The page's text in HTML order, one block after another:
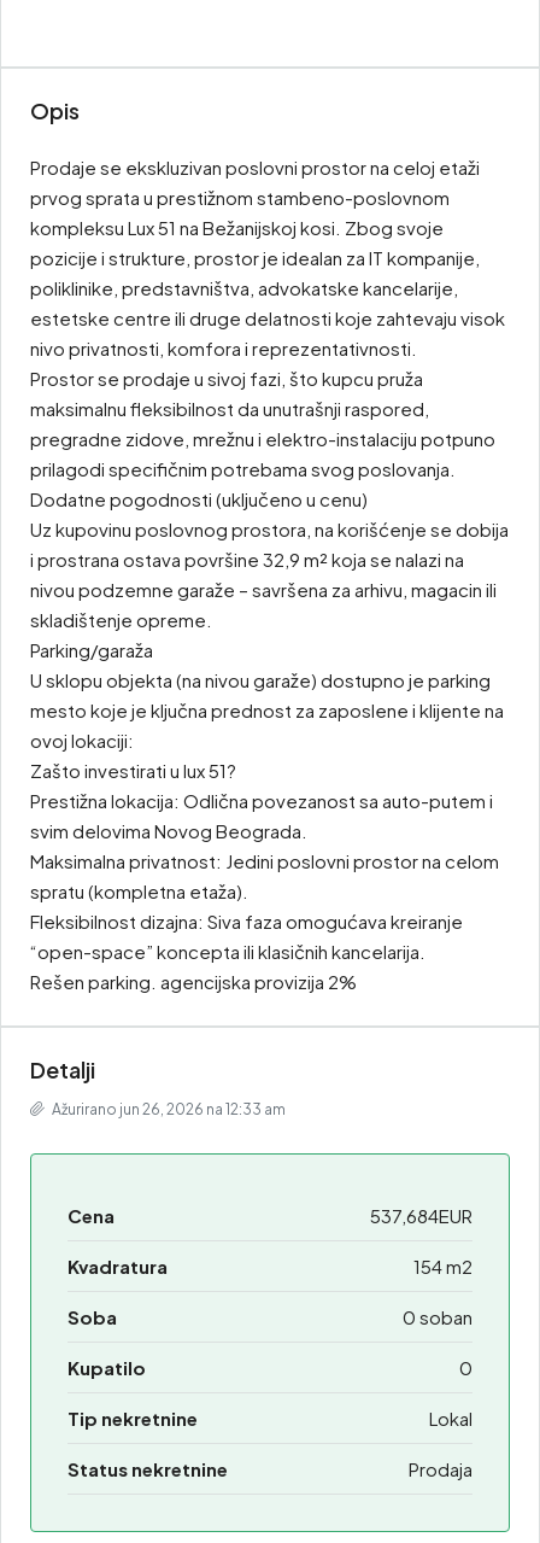
Opis
Prodaje se ekskluzivan poslovni prostor na celoj etaži
prvog sprata u prestižnom stambeno-poslovnom
kompleksu Lux 51 na Bežanijskoj kosi. Zbog svoje
pozicije i strukture, prostor je idealan za IT kompanije,
poliklinike, predstavništva, advokatske kancelarije,
estetske centre ili druge delatnosti koje zahtevaju visok
nivo privatnosti, komfora i reprezentativnosti.
Prostor se prodaje u sivoj fazi, što kupcu pruža
maksimalnu fleksibilnost da unutrašnji raspored,
pregradne zidove, mrežnu i elektro-instalaciju potpuno
prilagodi specifičnim potrebama svog poslovanja.
Dodatne pogodnosti (uključeno u cenu)
Uz kupovinu poslovnog prostora, na korišćenje se dobija
i prostrana ostava površine 32,9 m² koja se nalazi na
nivou podzemne garaže – savršena za arhivu, magacin ili
skladištenje opreme.
Parking/garaža
U sklopu objekta (na nivou garaže) dostupno je parking
mesto koje je ključna prednost za zaposlene i klijente na
ovoj lokaciji:
Zašto investirati u lux 51?
Prestižna lokacija: Odlična povezanost sa auto-putem i
svim delovima Novog Beograda.
Maksimalna privatnost: Jedini poslovni prostor na celom
spratu (kompletna etaža).
Fleksibilnost dizajna: Siva faza omogućava kreiranje
“open-space” koncepta ili klasičnih kancelarija.
Rešen parking. agencijska provizija 2%
Detalji
Ažurirano jun 26, 2026 na 12:33 am
Cena 537,684EUR
Kvadratura 154 m2
Soba 0 soban
Kupatilo 0
Tip nekretnine Lokal
Status nekretnine Prodaja